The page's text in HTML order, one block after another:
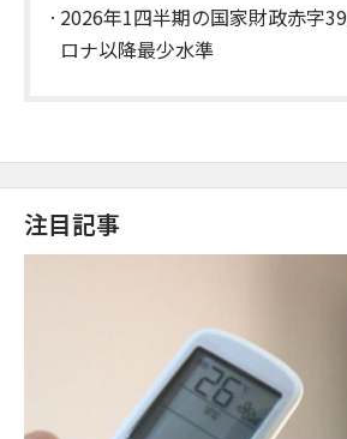
2026年1四半期の国家財政赤字
ロナ以降最少水準
注目記事